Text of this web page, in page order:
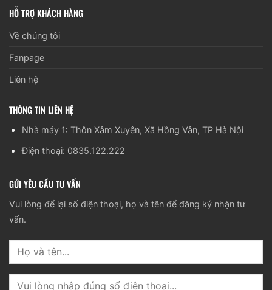
HỖ TRỢ KHÁCH HÀNG
Về chúng tôi
Fanpage
Liên hệ
THÔNG TIN LIÊN HỆ
Nhà máy 1: Thôn Xâm Xuyên, Xã Hồng Vân, TP Hà Nội
Điện thoại: 0835.122.222
GỬI YÊU CẦU TƯ VẤN
Vui lòng để lại số điện thoại, họ và tên để đăng ký nhận tư
vấn.